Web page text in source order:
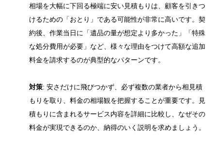
相場を大幅に下回る極端に安い見積もりは、顧客を引きつ
けるための「おとり」である可能性が非常に高いです。契
約後、作業当日に「遺品の量が想定より多かった」「特殊
な処分費用が必要」など、様々な理由をつけて高額な追加
料金を請求するのが典型的なパターンです。
対策: 安さだけに飛びつかず、必ず複数の業者から相見積
もりを取り、料金の相場観を把握することが重要です。見
積もりに含まれるサービス内容を詳細に比較し、なぜその
料金が実現できるのか、納得のいく説明を求めましょう。